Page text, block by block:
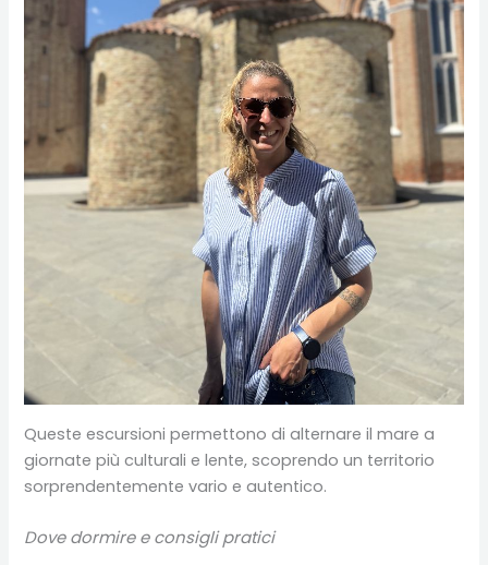
Queste escursioni permettono di alternare il mare a
giornate più culturali e lente, scoprendo un territorio
sorprendentemente vario e autentico.
Dove dormire e consigli pratici